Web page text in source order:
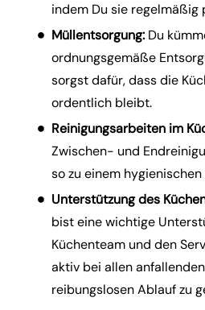
indem Du sie
Müllentsorgung: Du
ordnungsgemäße
sorgst dafür, dass die
ordentlich bleibt.
Reinigungsarbeiten im
Zwischen- und
so zu einem
Unterstützung des
bist eine wichtige
Küchenteam und den
aktiv bei allen
reibungslosen Ablauf zu